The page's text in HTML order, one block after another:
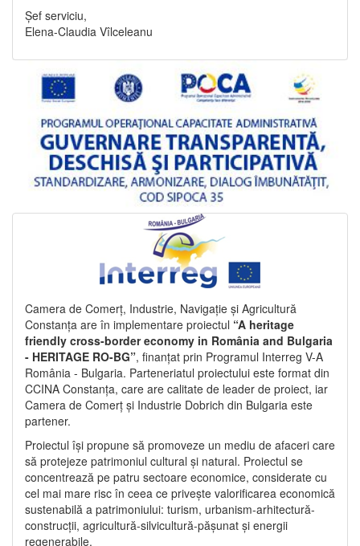
Șef serviciu,
Elena-Claudia Vîlceleanu
Camera de Comerț, Industrie, Navigație și Agricultură
Constanța are în implementare proiectul “A heritage
friendly cross-border economy in România and Bulgaria
- HERITAGE RO-BG”, finanțat prin Programul Interreg V-A
România - Bulgaria. Parteneriatul proiectului este format din
CCINA Constanța, care are calitate de leader de proiect, iar
Camera de Comerț și Industrie Dobrich din Bulgaria este
partener.
Proiectul își propune să promoveze un mediu de afaceri care
să protejeze patrimoniul cultural și natural. Proiectul se
concentrează pe patru sectoare economice, considerate cu
cel mai mare risc în ceea ce privește valorificarea economică
sustenabilă a patrimoniului: turism, urbanism-arhitectură-
construcții, agricultură-silvicultură-pășunat și energii
regenerabile.